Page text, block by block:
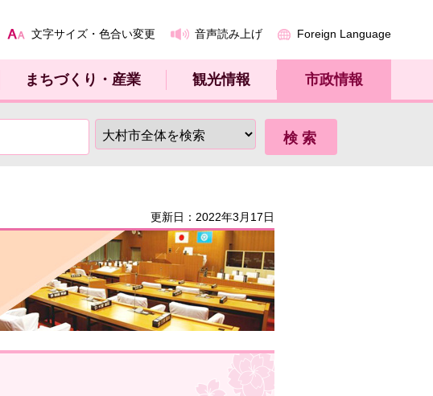
文字サイズ・色合い変更 音声読み上げ Foreign Language
まちづくり・産業 観光情報 市政情報
更新日：2022年3月17日